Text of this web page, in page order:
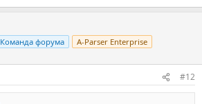
Команда форума A-Parser Enterprise
#12